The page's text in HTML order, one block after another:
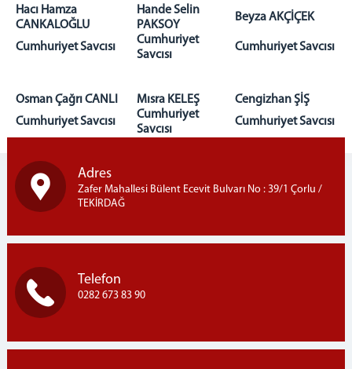
Hacı Hamza
CANKALOĞLU
Hande Selin
PAKSOY
Beyza AKÇİÇEK
Cumhuriyet Savcısı
Cumhuriyet
Savcısı
Cumhuriyet Savcısı
Osman Çağrı CANLI Mısra KELEŞ
Cengizhan ŞİŞ
Cumhuriyet Savcısı
Cumhuriyet
Savcısı
Cumhuriyet Savcısı
Adres
Zafer Mahallesi Bülent Ecevit Bulvarı No : 39/1 Çorlu /
TEKİRDAĞ
Telefon
0282 673 83 90